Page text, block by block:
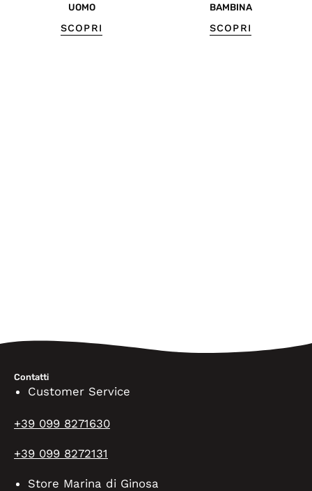
UOMO
SCOPRI
BAMBINA
SCOPRI
Contatti
Customer Service
+39 099 8271630
+39 099 8272131
Store Marina di Ginosa